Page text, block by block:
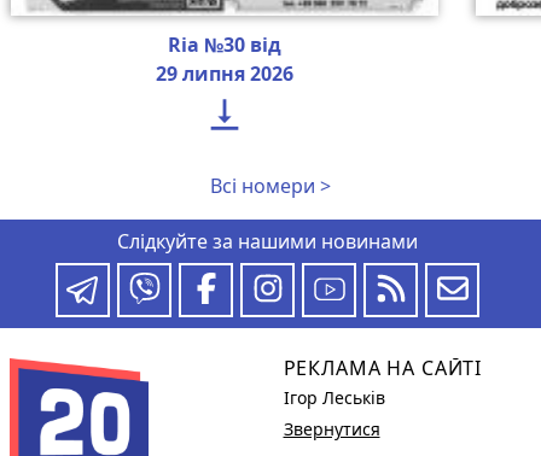
Ria №30 від
29 липня 2026

Всі номери >
Слідкуйте за нашими новинами
РЕКЛАМА НА САЙТІ
Ігор Леськів
Звернутися